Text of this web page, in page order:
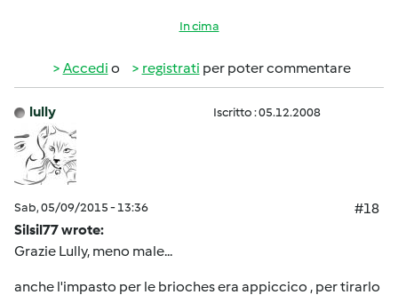
In cima
Accedi o registrati per poter commentare
lully Iscritto : 05.12.2008
Sab, 05/09/2015 - 13:36
#18
Silsil77 wrote:
Grazie Lully, meno male...
anche l'impasto per le brioches era appiccico , per tirarlo